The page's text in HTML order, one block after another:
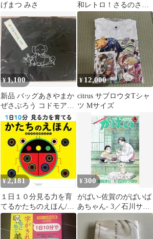
げまつ みさ
和レトロ！さるのさか
なとり おはなしぶん
こ ポプラ社
¥1,100
新品 バッグあきやまか
ぜさぶろう コドモアト
リエ ドラキッズ
¥ 12,000
citrus サブロウタTシャ
ツ Mサイズ
¥ 2,181
１日１０分見る力を育
てるかたちのえほん/え
ほんの杜/あきやまかぜ
さぶろう（単行本）
¥300
がばい-佐賀のがばいば
あちゃん- 3／石川サブ
ロウ